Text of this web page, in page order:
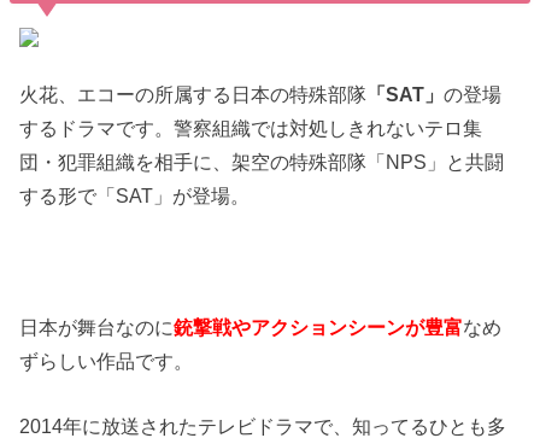
火花、エコーの所属する日本の特殊部隊 「SAT」の登場
するドラマです。警察組織では対処しきれないテロ集
団・犯罪組織を相手に、架空の特殊部隊「NPS」と共闘
する形で「SAT」が登場。
日本が舞台なのに銃撃戦やアクションシーンが豊富なめ
ずらしい作品です。
2014年に放送されたテレビドラマで、知ってるひとも多